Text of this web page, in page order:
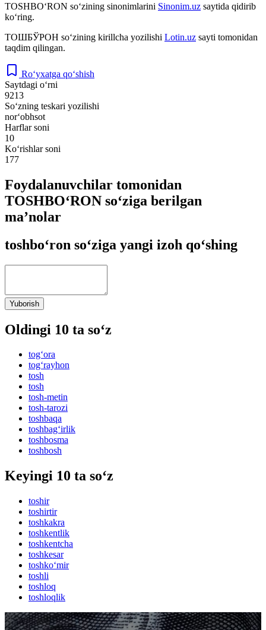
TOSHBO‘RON so‘zining sinonimlarini Sinonim.uz saytida qidirib
ko‘ring.
ТОШБЎРОН so‘zining kirillcha yozilishi Lotin.uz sayti tomonidan
taqdim qilingan.
Ro‘yxatga qo‘shish
Saytdagi o‘rni
9213
So‘zning teskari yozilishi
nor‘obhsot
Harflar soni
10
Ko‘rishlar soni
177
Foydalanuvchilar tomonidan
TOSHBO‘RON so‘ziga berilgan
ma’nolar
toshbo‘ron so‘ziga yangi izoh qo‘shing
Yuborish
Oldingi 10 ta so‘z
tog‘ora
tog‘rayhon
tosh
tosh
tosh-metin
tosh-tarozi
toshbaqa
toshbag‘irlik
toshbosma
toshbosh
Keyingi 10 ta so‘z
toshir
toshirtir
toshkakra
toshkentlik
toshkentcha
toshkesar
toshko‘mir
toshli
toshloq
toshloqlik